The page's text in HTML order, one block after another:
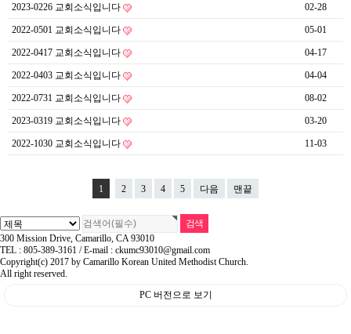
2023-0226 교회소식입니다 02-28
2022-0501 교회소식입니다 05-01
2022-0417 교회소식입니다 04-17
2022-0403 교회소식입니다 04-04
2022-0731 교회소식입니다 08-02
2023-0319 교회소식입니다 03-20
2022-1030 교회소식입니다 11-03
1 2 3 4 5 다음 맨끝
300 Mission Drive, Camarillo, CA 93010
TEL : 805-389-3161 / E-mail : ckumc93010@gmail.com
Copyright(c) 2017 by Camarillo Korean United Methodist Church.
All right reserved.
PC 버전으로 보기